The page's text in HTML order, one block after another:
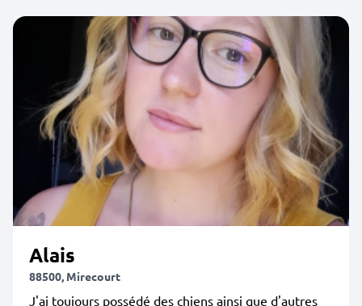
Alais
88500, Mirecourt
J'ai toujours possédé des chiens ainsi que d'autres